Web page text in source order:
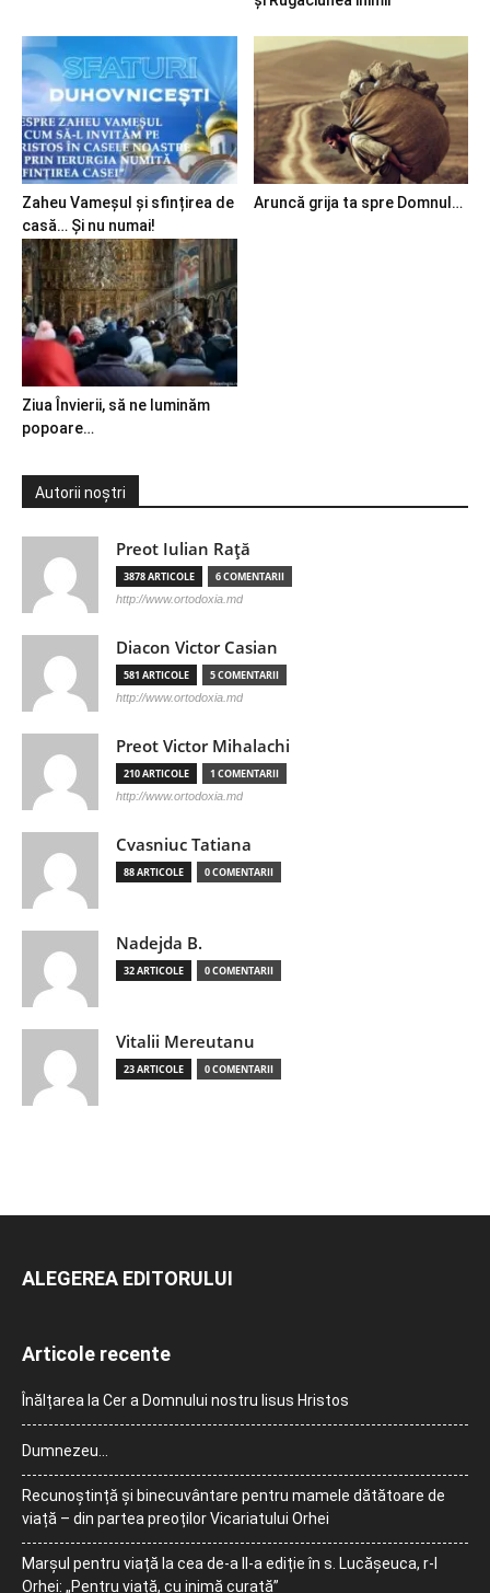
Zaheu Vameșul și sfințirea de
casă… Și nu numai!
Aruncă grija ta spre Domnul…
Ziua Învierii, să ne luminăm
popoare…
Autorii noștri
Preot Iulian Raţă
3878 ARTICOLE 6 COMENTARII
http://www.ortodoxia.md
Diacon Victor Casian
581 ARTICOLE 5 COMENTARII
http://www.ortodoxia.md
Preot Victor Mihalachi
210 ARTICOLE 1 COMENTARII
http://www.ortodoxia.md
Cvasniuc Tatiana
88 ARTICOLE 0 COMENTARII
Nadejda B.
32 ARTICOLE 0 COMENTARII
Vitalii Mereutanu
23 ARTICOLE 0 COMENTARII
ALEGEREA EDITORULUI
Articole recente
Înălțarea la Cer a Domnului nostru Iisus Hristos
Dumnezeu…
Recunoștință și binecuvântare pentru mamele dătătoare de
viață – din partea preoților Vicariatului Orhei
Marșul pentru viață la cea de-a II-a ediție în s. Lucășeuca, r-l
Orhei: „Pentru viață, cu inimă curată”